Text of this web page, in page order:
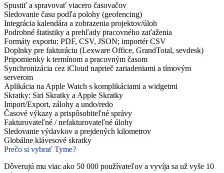
Spustiť a spravovať viacero časovačov
Sledovanie času podľa polohy (geofencing)
Integrácia kalendára a zobrazenia projektov/úloh
Podrobné štatistiky a prehľady pracovného zaťaženia
Formáty exportu: PDF, CSV, JSON; importér CSV
Doplnky pre fakturáciu (Lexware Office, GrandTotal, sevdesk)
Pripomienky k termínom a pracovným časom
Synchronizácia cez iCloud naprieč zariadeniami a tímovým
serverom
Aplikácia na Apple Watch s komplikáciami a widgetmi
Skratky: Siri Skratky a Apple Skratky
Import/Export, zálohy a undo/redo
Časové výkazy a prispôsobiteľné správy
Fakturovateľné / nefakturovateľné úlohy
Sledovanie výdavkov a prejdených kilometrov
Globálne klávesové skratky
Prečo si vybrať Tyme?
Dôverujú mu viac ako 50 000 používateľov a vyvíja sa už vyše 10